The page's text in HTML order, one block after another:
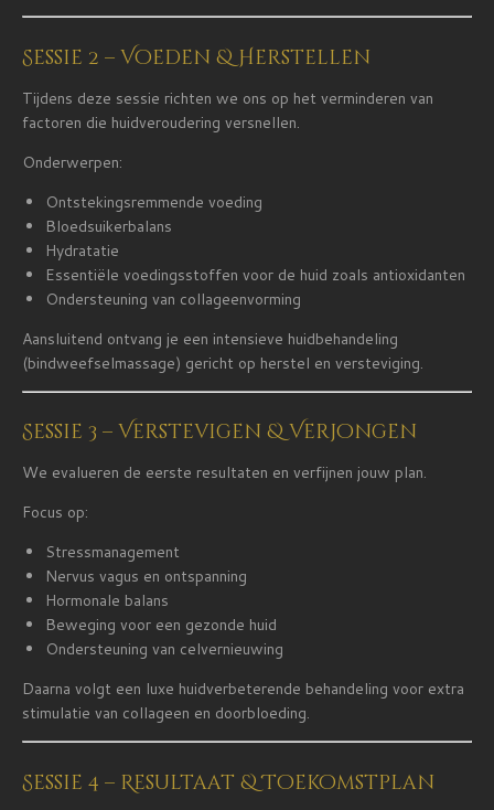
Sessie 2 – Voeden & Herstellen
Tijdens deze sessie richten we ons op het verminderen van
factoren die huidveroudering versnellen.
Onderwerpen:
Ontstekingsremmende voeding
Bloedsuikerbalans
Hydratatie
Essentiële voedingsstoffen voor de huid zoals antioxidanten
Ondersteuning van collageenvorming
Aansluitend ontvang je een intensieve huidbehandeling
(bindweefselmassage) gericht op herstel en versteviging.
Sessie 3 – Verstevigen & Verjongen
We evalueren de eerste resultaten en verfijnen jouw plan.
Focus op:
Stressmanagement
Nervus vagus en ontspanning
Hormonale balans
Beweging voor een gezonde huid
Ondersteuning van celvernieuwing
Daarna volgt een luxe huidverbeterende behandeling voor extra
stimulatie van collageen en doorbloeding.
Sessie 4 – Resultaat & Toekomstplan